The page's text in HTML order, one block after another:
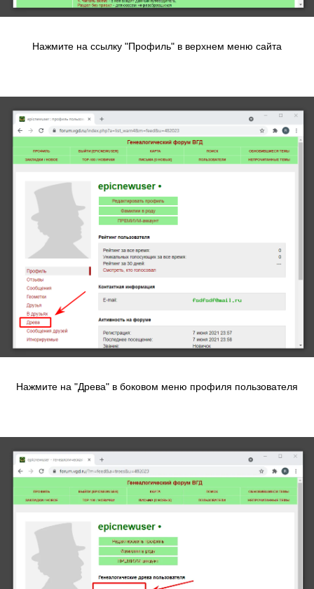
Нажмите на ссылку "Профиль" в верхнем меню сайта
Нажмите на "Древа" в боковом меню профиля пользователя